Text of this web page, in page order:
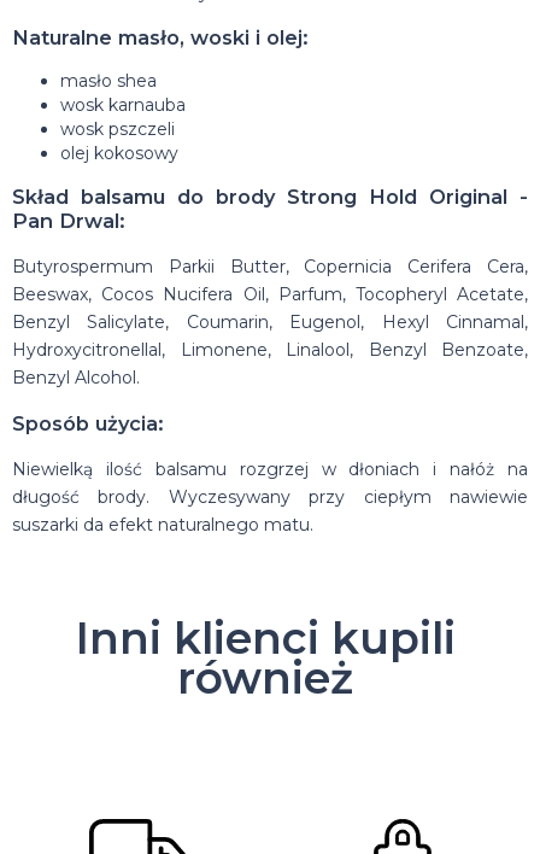
Naturalne masło, woski i olej:
masło shea
wosk karnauba
wosk pszczeli
olej kokosowy
Skład balsamu do brody Strong Hold Original -
Pan Drwal:
Butyrospermum Parkii Butter, Copernicia Cerifera Cera,
Beeswax, Cocos Nucifera Oil, Parfum, Tocopheryl Acetate,
Benzyl Salicylate, Coumarin, Eugenol, Hexyl Cinnamal,
Hydroxycitronellal, Limonene, Linalool, Benzyl Benzoate,
Benzyl Alcohol.
Sposób użycia:
Niewielką ilość balsamu rozgrzej w dłoniach i nałóż na
długość brody. Wyczesywany przy ciepłym nawiewie
suszarki da efekt naturalnego matu.
Inni klienci kupili
również